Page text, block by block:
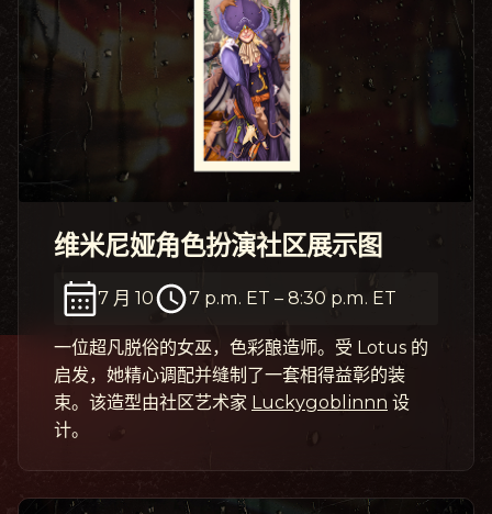
维米尼娅角色扮演社区展示图
7 月 10 7 p.m. ET – 8:30 p.m. ET
一位超凡脱俗的女巫，色彩酿造师。受 Lotus 的
启发，她精心调配并缝制了一套相得益彰的装
束。该造型由社区艺术家 Luckygoblinnn 设
计。